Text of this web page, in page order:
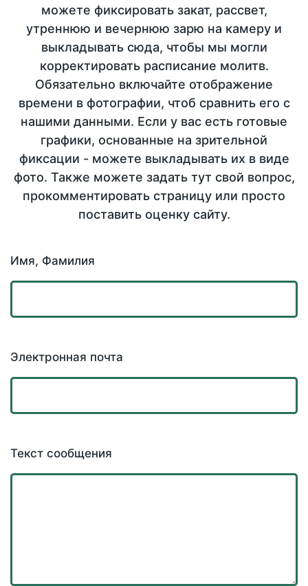
можете фиксировать закат, рассвет,
утреннюю и вечернюю зарю на камеру и
выкладывать сюда, чтобы мы могли
корректировать расписание молитв.
Обязательно включайте отображение
времени в фотографии, чтоб сравнить его с
нашими данными. Если у вас есть готовые
графики, основанные на зрительной
фиксации - можете выкладывать их в виде
фото. Также можете задать тут свой вопрос,
прокомментировать страницу или просто
поставить оценку сайту.
Имя, Фамилия
Электронная почта
Текст сообщения